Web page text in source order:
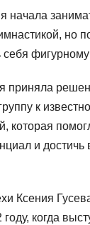
начала
но
приняла
к
которая
и достичь
Ксения
когда